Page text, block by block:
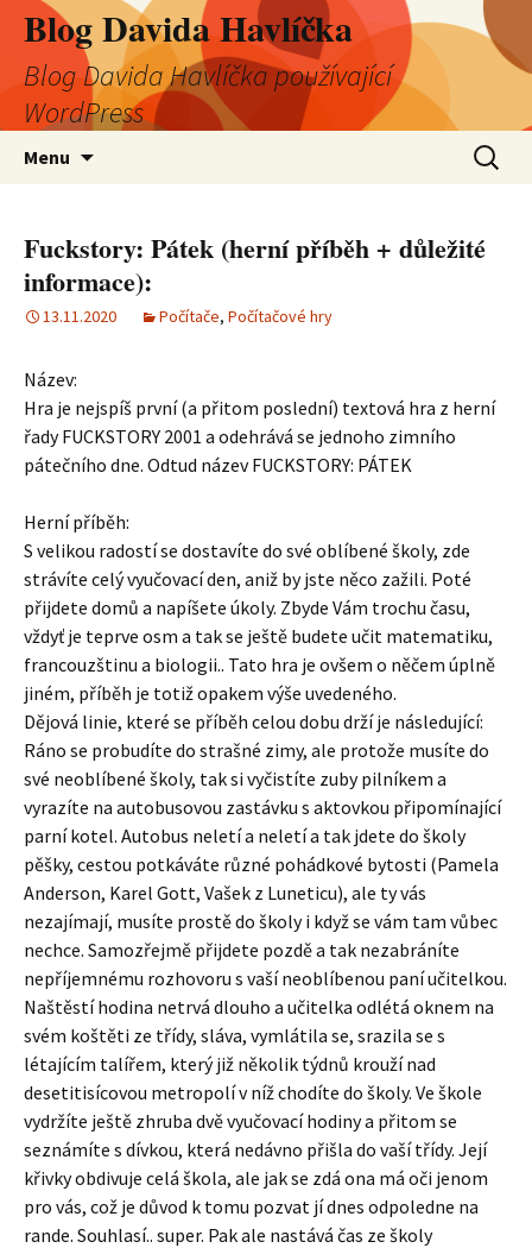
Blog Davida Havlíčka
Blog Davida Havlíčka používající
WordPress
Menu
Fuckstory: Pátek (herní příběh + důležité
informace):
13.11.2020 Počítače, Počítačové hry
Název:
Hra je nejspíš první (a přitom poslední) textová hra z herní
řady FUCKSTORY 2001 a odehrává se jednoho zimního
pátečního dne. Odtud název FUCKSTORY: PÁTEK
Herní příběh:
S velikou radostí se dostavíte do své oblíbené školy, zde
strávíte celý vyučovací den, aniž by jste něco zažili. Poté
přijdete domů a napíšete úkoly. Zbyde Vám trochu času,
vždyť je teprve osm a tak se ještě budete učit matematiku,
francouzštinu a biologii.. Tato hra je ovšem o něčem úplně
jiném, příběh je totiž opakem výše uvedeného.
Dějová linie, které se příběh celou dobu drží je následující:
Ráno se probudíte do strašné zimy, ale protože musíte do
své neoblíbené školy, tak si vyčistíte zuby pilníkem a
vyrazíte na autobusovou zastávku s aktovkou připomínající
parní kotel. Autobus neletí a neletí a tak jdete do školy
pěšky, cestou potkáváte různé pohádkové bytosti (Pamela
Anderson, Karel Gott, Vašek z Luneticu), ale ty vás
nezajímají, musíte prostě do školy i když se vám tam vůbec
nechce. Samozřejmě přijdete pozdě a tak nezabráníte
nepříjemnému rozhovoru s vaší neoblíbenou paní učitelkou.
Naštěstí hodina netrvá dlouho a učitelka odlétá oknem na
svém koštěti ze třídy, sláva, vymlátila se, srazila se s
létajícím talířem, který již několik týdnů krouží nad
desetitisícovou metropolí v níž chodíte do školy. Ve škole
vydržíte ještě zhruba dvě vyučovací hodiny a přitom se
seznámíte s dívkou, která nedávno přišla do vaší třídy. Její
křivky obdivuje celá škola, ale jak se zdá ona má oči jenom
pro vás, což je důvod k tomu pozvat jí dnes odpoledne na
rande. Souhlasí.. super. Pak ale nastává čas ze školy